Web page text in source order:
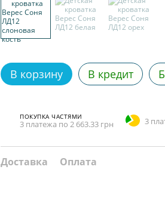
В корзину В кредит
ПОКУПКА ЧАСТЯМИ
3 платежа по 2 663.33 грн 3
Доставка Оплата